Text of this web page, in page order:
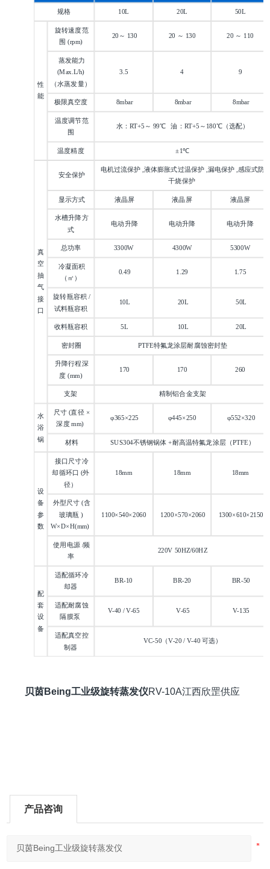
规格 10L 20L 50L
性
能
旋转速度范
围 (rpm)
20～ 130 20 ～ 130 20 ～ 110
蒸发能力
(Max.L/h)
（水蒸发量）
3.5 4 9
极限真空度 8mbar 8mbar 8mbar
温度调节范
围
水：RT+5～ 99℃ 油：RT+5～180℃（选配）
温度精度 ±1℃
真
空
抽
气
接
口
安全保护
电机过流保护 ,液体膨胀式过温保护 ,漏电保护 ,感应式防
干烧保护
显示方式 液晶屏 液晶屏 液晶屏
水槽升降方
式
电动升降 电动升降 电动升降
总功率 3300W 4300W 5300W
冷凝面积
（㎡）
0.49 1.29 1.75
旋转瓶容积 /
试料瓶容积
10L 20L 50L
收料瓶容积 5L 10L 20L
密封圈 PTFE特氟龙涂层耐腐蚀密封垫
升降行程深
度 (mm)
170 170 260
支架 精制铝合金支架
水
浴
锅
尺寸 (直径 ×
深度 mm)
φ365×225 φ445×250 φ552×320
材料 SUS304不锈钢锅体 +耐高温特氟龙涂层（PTFE）
设
备
参
数
接口尺寸冷
却循环口 (外
径）
18mm 18mm 18mm
外型尺寸 (含
玻璃瓶 )
W×D×H(mm)
1100×540×2060 1200×570×2060 1300×610×2150
使用电源 /频
率
220V 50HZ/60HZ
配
套
设
备
适配循环冷
却器
BR-10 BR-20 BR-50
适配耐腐蚀
隔膜泵
V-40 / V-65 V-65 V-135
适配真空控
制器
VC-50（V-20 / V-40 可选）
贝茵Being工业级旋转蒸发仪RV-10A江西欣罡供应
产品咨询